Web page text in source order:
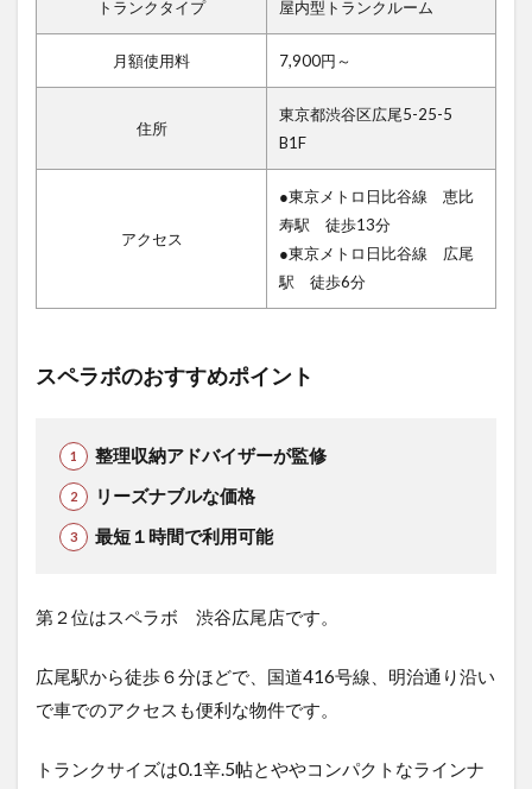
トランクタイプ 屋内型トランクルーム
月額使用料 7,900円～
住所
東京都渋谷区広尾5-25-5
B1F
アクセス
●東京メトロ日比谷線 恵比
寿駅 徒歩13分
●東京メトロ日比谷線 広尾
駅 徒歩6分
スペラボのおすすめポイント
整理収納アドバイザーが監修
リーズナブルな価格
最短１時間で利用可能
第２位はスペラボ 渋谷広尾店です。
広尾駅から徒歩６分ほどで、国道416号線、明治通り沿い
で車でのアクセスも便利な物件です。
トランクサイズは0.1辛.5帖とややコンパクトなラインナ